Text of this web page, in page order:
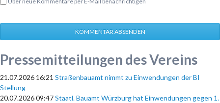
KOMMENTAR ABSENDEN
Pressemitteilungen des Vereins
21.07.2026 16:21 Straßenbauamt nimmt zu Einwendungen der BI
Stellung
20.07.2026 09:47Staatl. Bauamt Würzburg hat Einwendungen gegen 1.